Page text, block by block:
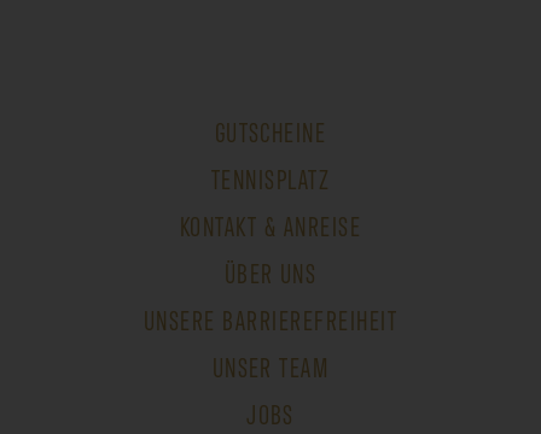
GUTSCHEINE
TENNISPLATZ
KONTAKT & ANREISE
ÜBER UNS
UNSERE BARRIEREFREIHEIT
UNSER TEAM
JOBS